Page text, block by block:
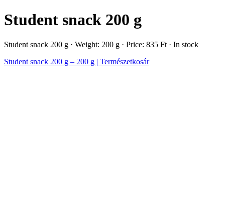
Student snack 200 g
Student snack 200 g · Weight: 200 g · Price: 835 Ft · In stock
Student snack 200 g – 200 g | Természetkosár